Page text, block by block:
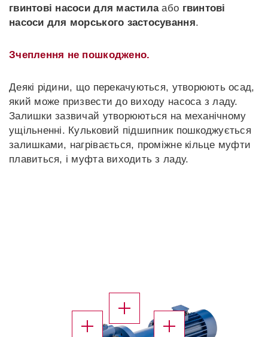
гвинтові насоси для мастилаабо гвинтові
насоси для морського застосування.
Зчеплення не пошкоджено.
Деякі рідини, що перекачуються, утворюють осад,
який може призвести до виходу насоса з ладу.
Залишки зазвичай утворюються на механічному
ущільненні. Кульковий підшипник пошкоджується
залишками, нагрівається, проміжне кільце муфти
плавиться, і муфта виходить з ладу.